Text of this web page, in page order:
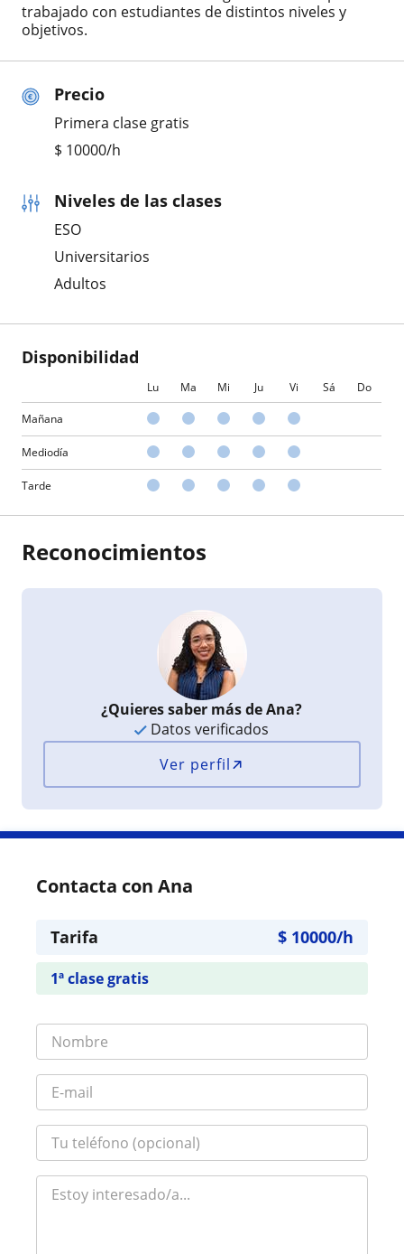
Precio
Primera clase gratis
$ 10000/h
Niveles de las clases
ESO
Universitarios
Adultos
Disponibilidad
Lu Ma Mi Ju Vi Sá Do
Mañana
Mediodía
Tarde
trabajado con estudiantes de distintos niveles y
objetivos.
Reconocimientos
¿Quieres saber más de Ana?
Datos verificados
Ver perfil
Contacta con Ana
Tarifa $ 10000/h
1ª clase gratis